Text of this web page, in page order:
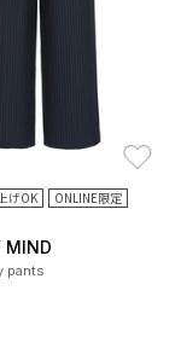
げOK
ONLINE限定
MIND
pants